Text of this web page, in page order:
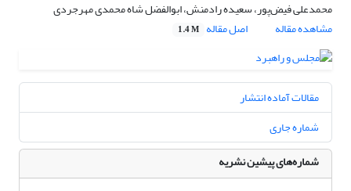
محمدعلی فیض‌پور، سعیده رادمنش، ابوالفضل شاه محمدی مهرجردی
مشاهده مقاله
اصل مقاله 1.4 M
مقالات آماده انتشار
شماره جاری
شماره‌های پیشین نشریه